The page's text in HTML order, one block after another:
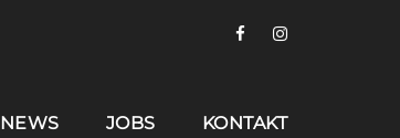
NEWS JOBS KONTAKT